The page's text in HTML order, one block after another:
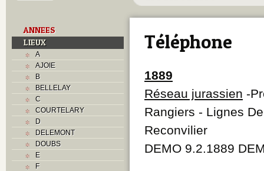
ANNEES
LIEUX
A
AJOIE
B
BELLELAY
C
COURTELARY
D
DELEMONT
DOUBS
E
F
Téléphone
1889
Réseau jurassien -
Rangiers - Lignes
Reconvilier
DEMO 9.2.1889